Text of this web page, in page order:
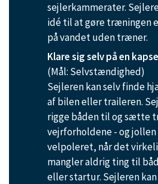
sejlerkammerater.
idé til at gøre træningen
på vandet uden træner.
Klare sig selv på en
(Mål: Selvstændighed)
Sejleren kan selv finde
af bilen eller traileren.
rigge båden til og sætte
vejrforholdene - og
velpoleret, når det
mangler aldrig ting til
eller startur. Sejleren